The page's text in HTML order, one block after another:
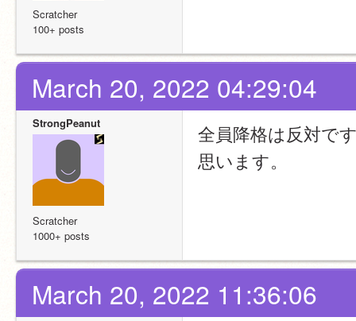
Scratcher
100+ posts
March 20, 2022 04:29:04
StrongPeanut
Scratcher
1000+ posts
全員降格は反対で
思います。
March 20, 2022 11:36:06